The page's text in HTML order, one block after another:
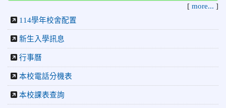
2026-06-09
榮譽
日盃籃球賽 榮獲季軍！
2026-06-09
賀 本校游泳隊參加115年花蓮縣縣長盃分
2026-06-02
榮譽
長盃」跆拳道錦標賽暨全國少年盃花蓮縣代表隊選拔賽 榮獲
佳績！
[ more... ]
114學年校舍配置
新生入學訊息
行事曆
本校電話分機表
本校課表查詢